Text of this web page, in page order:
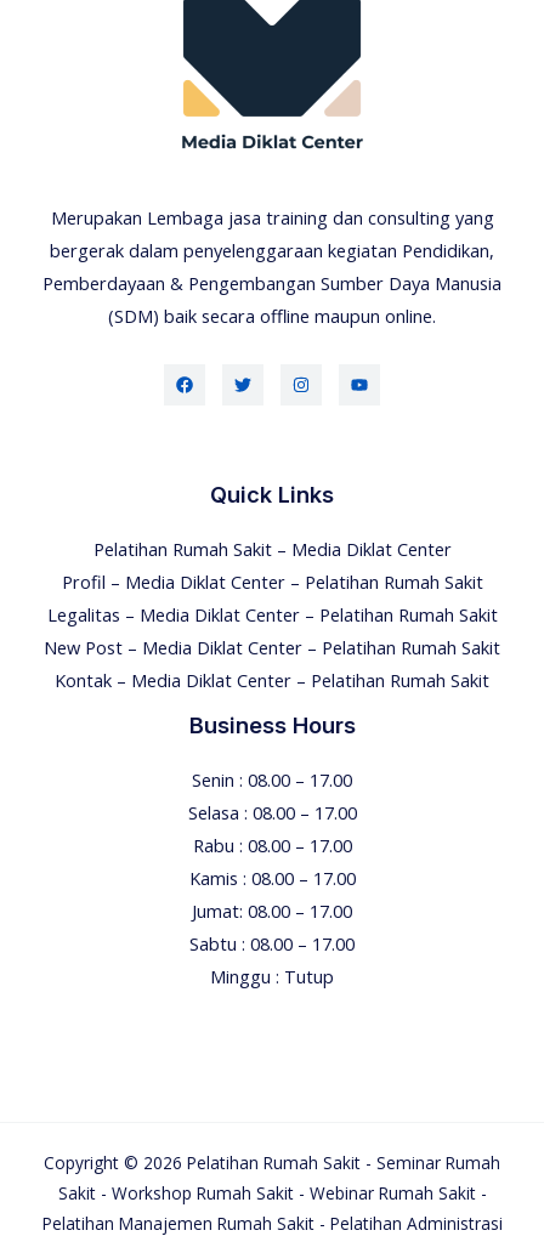
Merupakan Lembaga jasa training dan consulting yang
bergerak dalam penyelenggaraan kegiatan Pendidikan,
Pemberdayaan & Pengembangan Sumber Daya Manusia
(SDM) baik secara offline maupun online.
Quick Links
Pelatihan Rumah Sakit – Media Diklat Center
Profil – Media Diklat Center – Pelatihan Rumah Sakit
Legalitas – Media Diklat Center – Pelatihan Rumah Sakit
New Post – Media Diklat Center – Pelatihan Rumah Sakit
Kontak – Media Diklat Center – Pelatihan Rumah Sakit
Business Hours
Senin : 08.00 – 17.00
Selasa : 08.00 – 17.00
Rabu : 08.00 – 17.00
Kamis : 08.00 – 17.00
Jumat: 08.00 – 17.00
Sabtu : 08.00 – 17.00
Minggu : Tutup
Copyright © 2026 Pelatihan Rumah Sakit - Seminar Rumah
Sakit - Workshop Rumah Sakit - Webinar Rumah Sakit -
Pelatihan Manajemen Rumah Sakit - Pelatihan Administrasi